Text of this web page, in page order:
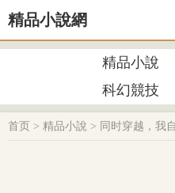
精品小說網
精品小說
科幻競技
首页 > 精品小說 > 同时穿越，我